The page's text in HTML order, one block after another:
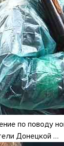
по поводу
Донецкой …